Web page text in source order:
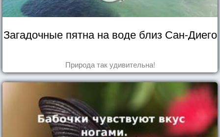
Загадочные пятна на воде близ Сан-Диего
Природа так удивительна!